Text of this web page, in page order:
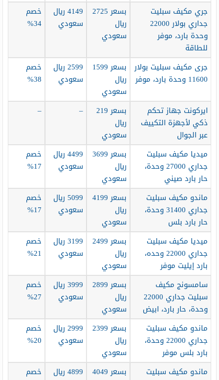
جري مكيف سبليت
جداري بولار 22000
وحدة بارد، موفر
للطاقة
بسعر 2725
ريال
سعودي
4149 ريال
سعودي
خصم
34%
جرى مكيف سبليت بولار
11600 وحدة بارد، موفر
بسعر 1599
ريال
سعودي
2599 ريال
سعودي
خصم
38%
ايركونت جهاز تحكم
ذكي لأجهزة التكييف
عبر الجوال
بسعر 219
ريال
سعودي
–
–
ميديا مكيف سبليت
جداري 27000 وحدة،
حار بارد صيني
بسعر 3699
ريال
سعودي
4499 ريال
سعودي
خصم
17%
ماندو مكيف سبليت
جداري 31400 وحدة،
حار بارد بلس
بسعر 4199
ريال
سعودي
5099 ريال
سعودي
خصم
17%
ميديا مكيف سبليت
جداري 22000 وحده،
بارد إيليت موفر
بسعر 2499
ريال
سعودي
3199 ريال
سعودي
خصم
21%
سامسونج مكيف
سبليت جداري 22000
وحدة، حار بارد، ابيض
بسعر 2899
ريال
سعودي
3999 ريال
سعودي
خصم
27%
ماندو مكيف سبليت
جداري 22000 وحدة،
بارد بلس موفر
بسعر 2399
ريال
سعودي
2999 ريال
سعودي
خصم
20%
ماندو مكيف سبليت
بسعر 4049
4899 ريال
خصم